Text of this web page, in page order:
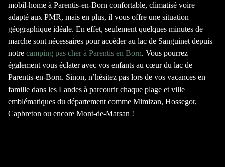
mobil-home à Parentis-en-Born confortable, climatisé voire
adapté aux PMR, mais en plus, il vous offre une situation
géographique idéale. En effet, seulement quelques minutes de
marche sont nécessaires pour accéder au lac de Sanguinet depuis
notre camping pas cher à Parentis en Born. Vous pourrez
également vous éclater avec vos enfants au cœur du lac de
Parentis-en-Born. Sinon, n’hésitez pas lors de vos vacances en
famille dans les Landes à parcourir chaque plage et ville
emblématiques du département comme Mimizan, Hossegor,
Capbreton ou encore Mont-de-Marsan !